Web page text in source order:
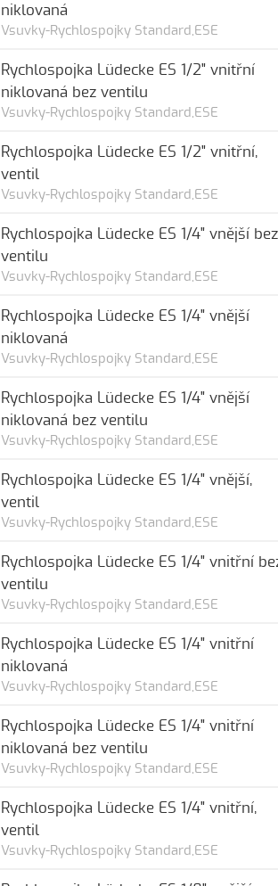
Vsuvky-Rychlospojky Standard,ESE
niklovaná
Vsuvky-Rychlospojky Standard,ESE
Rychlospojka Lüdecke ES 1/2" vnitřní
niklovaná bez ventilu
Vsuvky-Rychlospojky Standard,ESE
Rychlospojka Lüdecke ES 1/2" vnitřní,
ventil
Vsuvky-Rychlospojky Standard,ESE
Rychlospojka Lüdecke ES 1/4" vnější bez
ventilu
Vsuvky-Rychlospojky Standard,ESE
Rychlospojka Lüdecke ES 1/4" vnější
niklovaná
Vsuvky-Rychlospojky Standard,ESE
Rychlospojka Lüdecke ES 1/4" vnější
niklovaná bez ventilu
Vsuvky-Rychlospojky Standard,ESE
Rychlospojka Lüdecke ES 1/4" vnější,
ventil
Vsuvky-Rychlospojky Standard,ESE
Rychlospojka Lüdecke ES 1/4" vnitřní
ventilu
Vsuvky-Rychlospojky Standard,ESE
Rychlospojka Lüdecke ES 1/4" vnitřní
niklovaná
Vsuvky-Rychlospojky Standard,ESE
Rychlospojka Lüdecke ES 1/4" vnitřní
niklovaná bez ventilu
Vsuvky-Rychlospojky Standard,ESE
Rychlospojka Lüdecke ES 1/4" vnitřní,
ventil